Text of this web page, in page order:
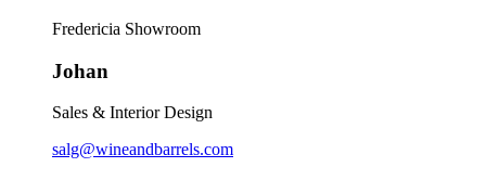
Fredericia Showroom
Johan
Sales & Interior Design
salg@wineandbarrels.com